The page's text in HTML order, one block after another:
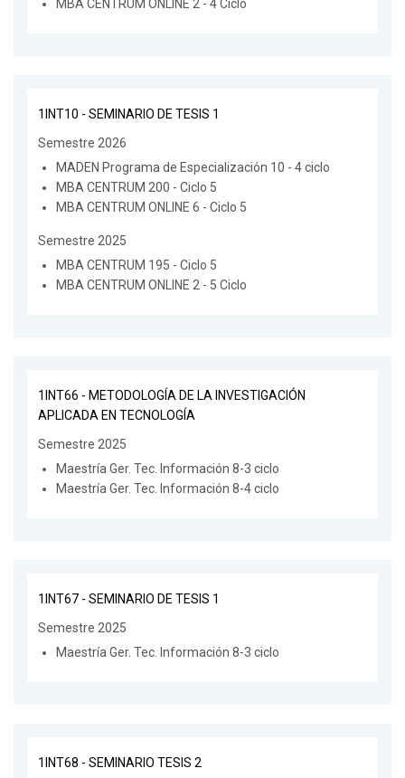
MBA CENTRUM ONLINE 2 - 4 Ciclo
1INT10 - SEMINARIO DE TESIS 1
Semestre 2026
MADEN Programa de Especialización 10 - 4 ciclo
MBA CENTRUM 200 - Ciclo 5
MBA CENTRUM ONLINE 6 - Ciclo 5
Semestre 2025
MBA CENTRUM 195 - Ciclo 5
MBA CENTRUM ONLINE 2 - 5 Ciclo
1INT66 - METODOLOGÍA DE LA INVESTIGACIÓN
APLICADA EN TECNOLOGÍA
Semestre 2025
Maestría Ger. Tec. Información 8-3 ciclo
Maestría Ger. Tec. Información 8-4 ciclo
1INT67 - SEMINARIO DE TESIS 1
Semestre 2025
Maestría Ger. Tec. Información 8-3 ciclo
1INT68 - SEMINARIO TESIS 2